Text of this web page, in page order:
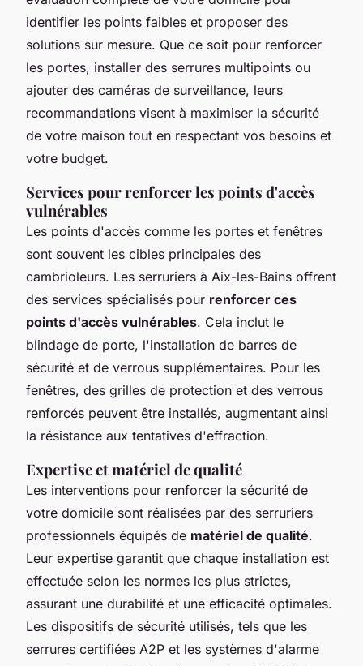
identifier les points faibles et proposer des
solutions sur mesure. Que ce soit pour renforcer
les portes, installer des serrures multipoints ou
ajouter des caméras de surveillance, leurs
recommandations visent à maximiser la sécurité
de votre maison tout en respectant vos besoins et
votre budget.
Services pour renforcer les points d'accès
vulnérables
Les points d'accès comme les portes et fenêtres
sont souvent les cibles principales des
cambrioleurs. Les serruriers à Aix-les-Bains offrent
des services spécialisés pour renforcer ces
points d'accès vulnérables. Cela inclut le
blindage de porte, l'installation de barres de
sécurité et de verrous supplémentaires. Pour les
fenêtres, des grilles de protection et des verrous
renforcés peuvent être installés, augmentant ainsi
la résistance aux tentatives d'effraction.
Expertise et matériel de qualité
Les interventions pour renforcer la sécurité de
votre domicile sont réalisées par des serruriers
professionnels équipés de matériel de qualité.
Leur expertise garantit que chaque installation est
effectuée selon les normes les plus strictes,
assurant une durabilité et une efficacité optimales.
Les dispositifs de sécurité utilisés, tels que les
serrures certifiées A2P et les systèmes d'alarme